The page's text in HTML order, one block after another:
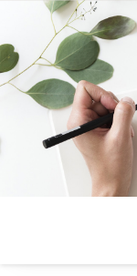
contenu